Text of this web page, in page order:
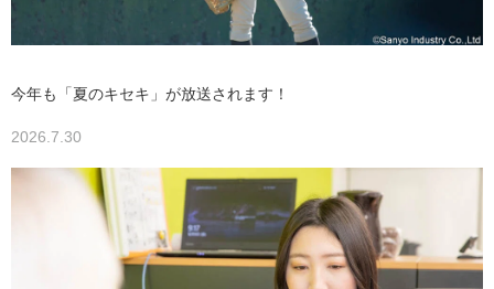
今年も「夏のキセキ」が放送されます！
2026.7.30